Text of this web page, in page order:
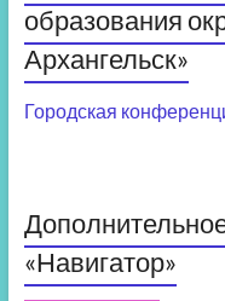
образования
Архангельск»
Городская
«Навигатор»